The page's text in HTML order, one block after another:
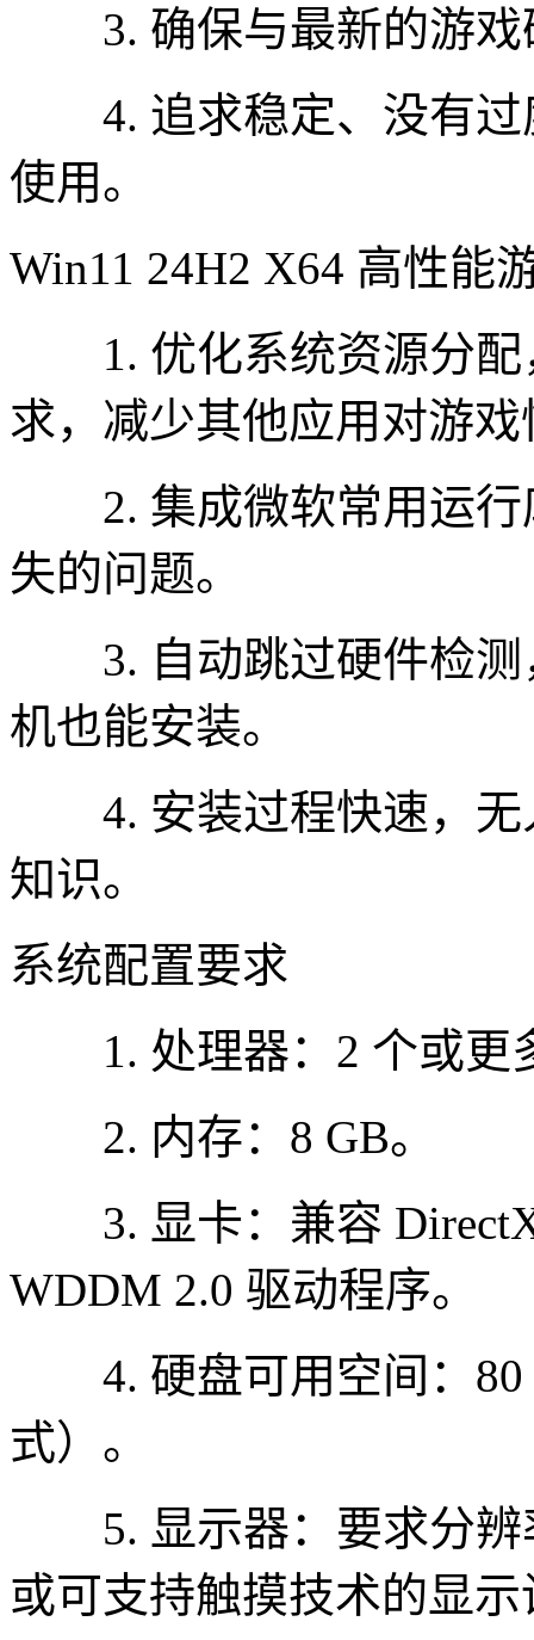
3. 确保与最新的游戏
4. 追求稳定、没有过
使用。
Win11 24H2 X64 高性能
1. 优化系统资源分配
求，减少其他应用对游
2. 集成微软常用运行
失的问题。
3. 自动跳过硬件检测
机也能安装。
4. 安装过程快速，无
知识。
系统配置要求
1. 处理器：2 个或更
2. 内存：8 GB。
3. 显卡：兼容 DirectX
WDDM 2.0 驱动程序。
4. 硬盘可用空间：80
式）。
5. 显示器：要求分辨
或可支持触摸技术的显示